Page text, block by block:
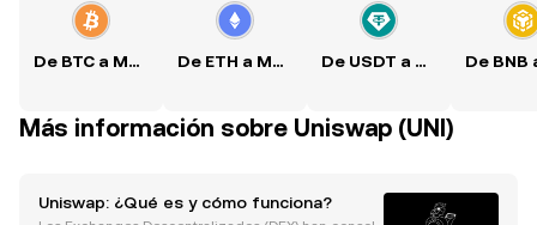
De BTC a MAD De ETH a MAD De USDT a MAD
Más información sobre Uniswap (UNI)
Uniswap: ¿Qué es y cómo funciona?